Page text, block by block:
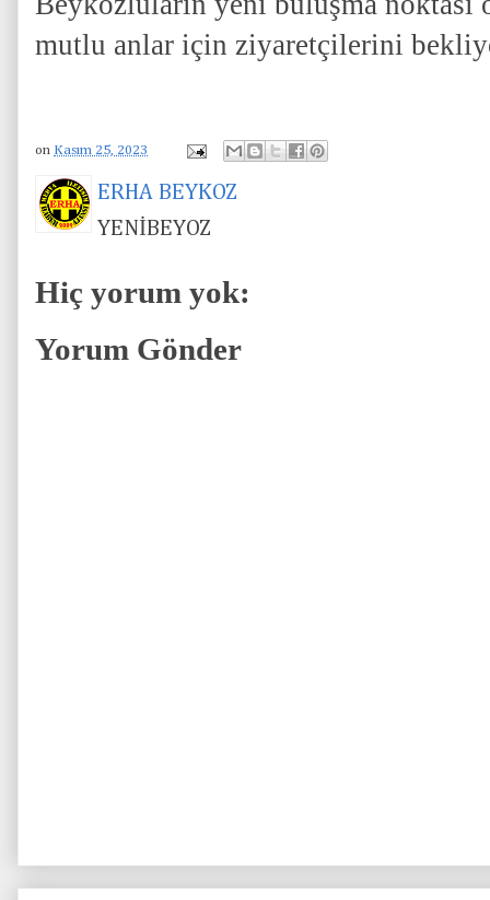
mutlu anlar için ziyaretçilerini
on Kasım 25, 2023
ERHA BEYKOZ
YENİBEYOZ
Hiç yorum yok:
Yorum Gönder